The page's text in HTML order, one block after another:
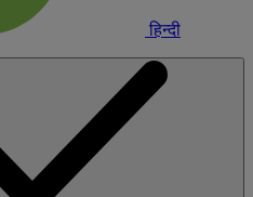
हिन्दी